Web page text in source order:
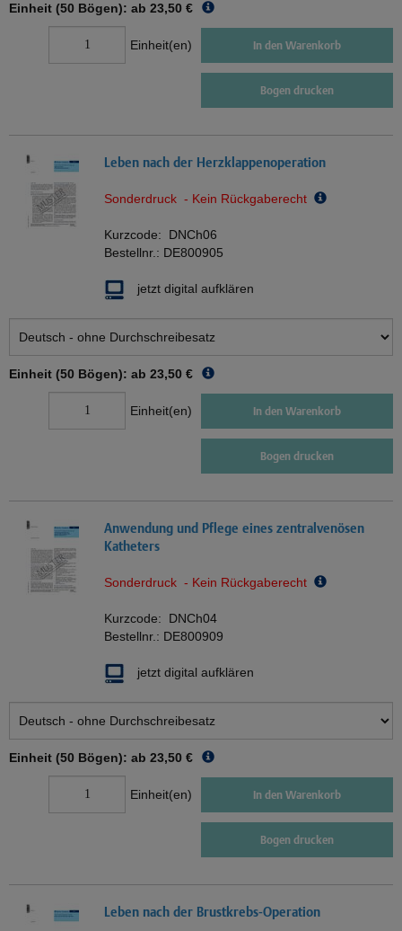
Einheit (50 Bögen): ab 23,50 €
Einheit(en) In den Warenkorb
Bogen drucken
Leben nach der Herzklappenoperation
Sonderdruck - Kein Rückgaberecht
Kurzcode: DNCh06
Bestellnr.: DE800905
jetzt digital aufklären
Einheit (50 Bögen): ab 23,50 €
Einheit(en) In den Warenkorb
Bogen drucken
Anwendung und Pflege eines zentralvenösen
Katheters
Sonderdruck - Kein Rückgaberecht
Kurzcode: DNCh04
Bestellnr.: DE800909
jetzt digital aufklären
Einheit (50 Bögen): ab 23,50 €
Einheit(en) In den Warenkorb
Bogen drucken
Leben nach der Brustkrebs-Operation